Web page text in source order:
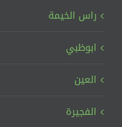
راس الخيمة
ابوظبي
العين
الفجيرة